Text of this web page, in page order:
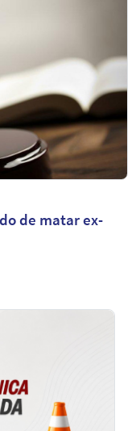
de matar ex-